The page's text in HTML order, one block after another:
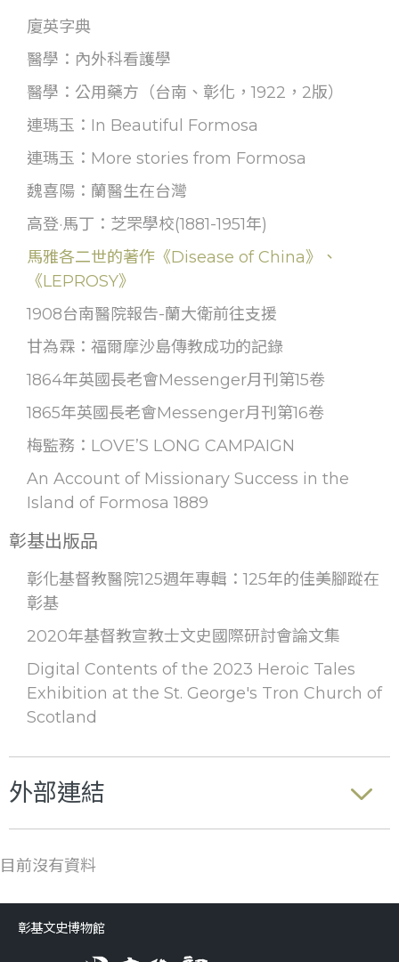
廈英字典
醫學：內外科看護學
醫學：公用藥方（台南、彰化，1922，2版）
連瑪玉：In Beautiful Formosa
連瑪玉：More stories from Formosa
魏喜陽：蘭醫生在台灣
高登·馬丁：芝罘學校(1881-1951年)
馬雅各二世的著作《Disease of China》、
《LEPROSY》
1908台南醫院報告-蘭大衛前往支援
甘為霖：福爾摩沙島傳教成功的記錄
1864年英國長老會Messenger月刊第15卷
1865年英國長老會Messenger月刊第16卷
梅監務：LOVE’S LONG CAMPAIGN
An Account of Missionary Success in the
Island of Formosa 1889
彰基出版品
彰化基督教醫院125週年專輯：125年的佳美腳蹤在
彰基
2020年基督教宣教士文史國際研討會論文集
Digital Contents of the 2023 Heroic Tales
Exhibition at the St. George's Tron Church of
Scotland
外部連結
目前沒有資料
彰基文史博物館